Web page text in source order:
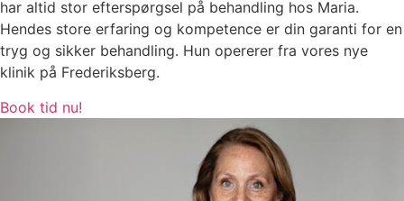
har altid stor efterspørgsel på behandling hos Maria.
Hendes store erfaring og kompetence er din garanti for en
tryg og sikker behandling. Hun opererer fra vores nye
klinik på Frederiksberg.
Book tid nu!